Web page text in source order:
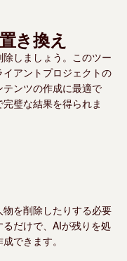
き換え
しましょう。このツー
アントプロジェクトの
ンツの作成に最適で
璧な結果を得られま
を削除したりする必要
だけで、AIが残りを処
できます。